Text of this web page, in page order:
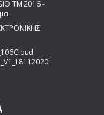
TM 2016 -